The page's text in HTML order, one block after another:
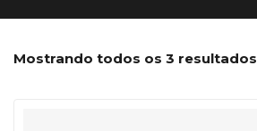
Mostrando todos os 3 resultados